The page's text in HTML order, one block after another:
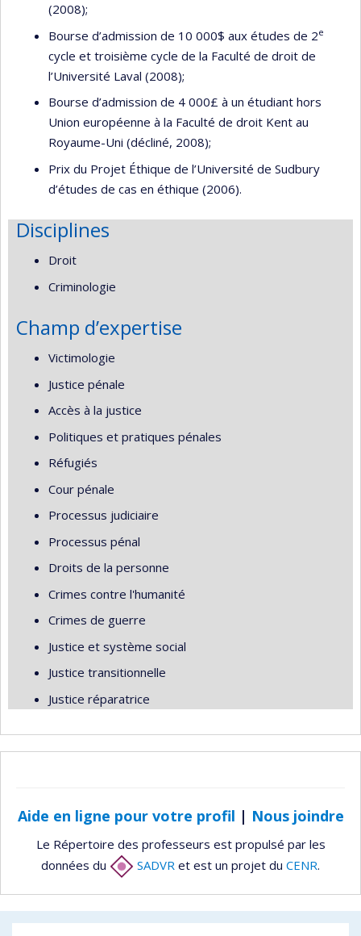
(2008);
Bourse d’admission de 10 000$ aux études de 2e
cycle et troisième cycle de la Faculté de droit de
l’Université Laval (2008);
Bourse d’admission de 4 000£ à un étudiant hors
Union européenne à la Faculté de droit Kent au
Royaume-Uni (décliné, 2008);
Prix du Projet Éthique de l’Université de Sudbury
d’études de cas en éthique (2006).
Disciplines
Droit
Criminologie
Champ d’expertise
Victimologie
Justice pénale
Accès à la justice
Politiques et pratiques pénales
Réfugiés
Cour pénale
Processus judiciaire
Processus pénal
Droits de la personne
Crimes contre l'humanité
Crimes de guerre
Justice et système social
Justice transitionnelle
Justice réparatrice
Aide en ligne pour votre profil | Nous joindre
Le Répertoire des professeurs est propulsé par les
données du
SADVR et est un projet du CENR.